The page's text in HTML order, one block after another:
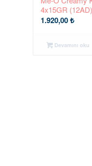
4x15GR (12AD)
1.920,00₺
Devamını oku